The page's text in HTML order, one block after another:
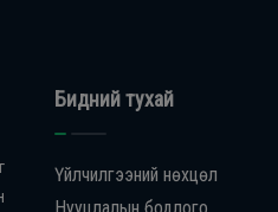
Бидний тухай
Үйлчилгээний нөхцөл